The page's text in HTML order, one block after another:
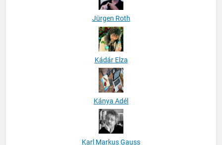
Jürgen Roth
Kádár Elza
Kánya Adél
Karl Markus Gauss